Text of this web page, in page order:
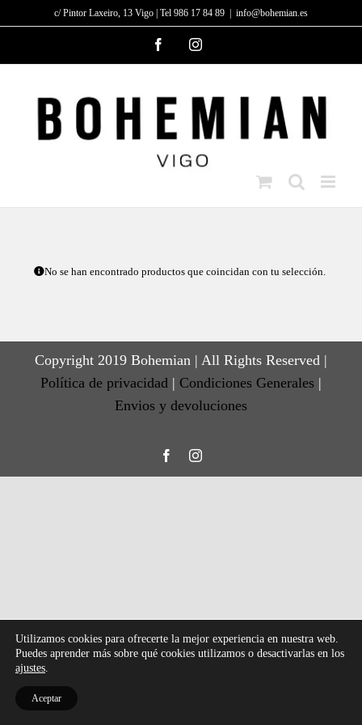
c/ Pintor Laxeiro, 13 Vigo | Tel 986 17 84 89 info@bohemian.es
FacebookInstagram
No se han encontrado productos que coincidan con tu selección.
Copyright 2019 Bohemian | All Rights Reserved |
Política de privacidad | Condiciones Generales |
Envios y devoluciones
FacebookInstagram
Utilizamos cookies para ofrecerte la mejor experiencia en nuestra web.
Puedes aprender más sobre qué cookies utilizamos o desactivarlas en los
ajustes.
Aceptar